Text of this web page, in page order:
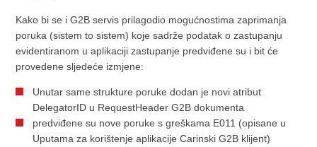
Kako bi se i G2B servis prilagodio mogućnostima zaprimanja
poruka (sistem to sistem) koje sadrže podatak o zastupanju
evidentiranom u aplikaciji zastupanje predviđene su i bit će
provedene sljedeće izmjene:
Unutar same strukture poruke dodan je novi atribut
DelegatorID u RequestHeader G2B dokumenta
predviđene su nove poruke s greškama E011 (opisane u
Uputama za korištenje aplikacije Carinski G2B klijent)